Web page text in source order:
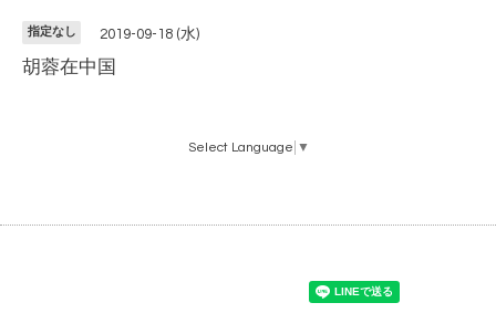
指定なし 2019-09-18 (水)
胡蓉在中国
Select Language ▼